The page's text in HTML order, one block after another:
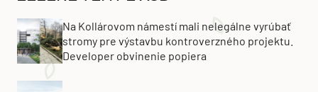
Na Kollárovom námestí mali nelegálne vyrúbať
stromy pre výstavbu kontroverzného projektu.
Developer obvinenie popiera